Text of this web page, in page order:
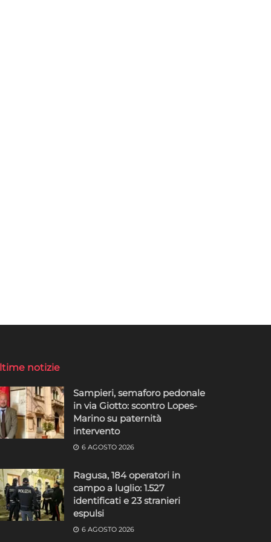
notizie
Sampieri, semaforo pedonale
in via Giotto: scontro Lopes-
Marino su paternità
intervento
6 AGOSTO 2026
Ragusa, 184 operatori in
campo a luglio: 1.527
identificati e 23 stranieri
espulsi
6 AGOSTO 2026